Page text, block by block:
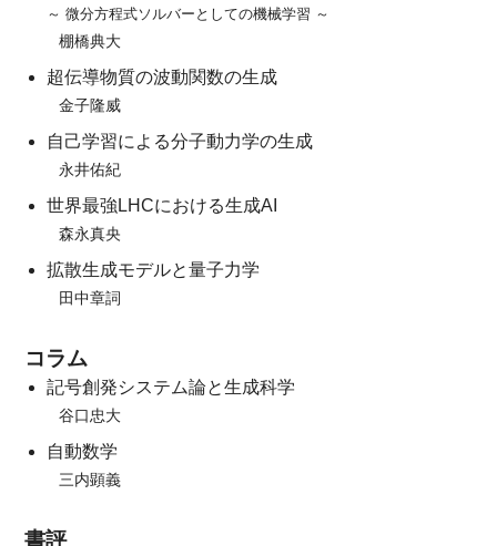
～ 微分方程式ソルバーとしての機械学習 ～
棚橋典大
超伝導物質の波動関数の生成
金子隆威
自己学習による分子動力学の生成
永井佑紀
世界最強LHCにおける生成AI
森永真央
拡散生成モデルと量子力学
田中章詞
コラム
記号創発システム論と生成科学
谷口忠大
自動数学
三内顕義
書評